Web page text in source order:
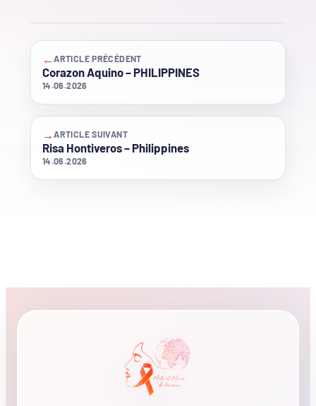
←ARTICLE PRÉCÉDENT
Corazon Aquino – PHILIPPINES
14.06.2026
→ARTICLE SUIVANT
Risa Hontiveros – Philippines
14.06.2026